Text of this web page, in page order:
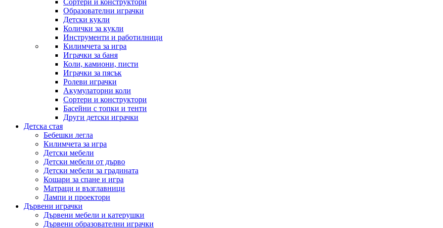
Сортери и конструктори
Образователни играчки
Детски кукли
Колички за кукли
Инструменти и работилници
Килимчета за игра
Играчки за баня
Коли, камиони, писти
Играчки за пясък
Ролеви играчки
Акумулаторни коли
Сортери и конструктори
Басейни с топки и тенти
Други детски играчки
Детска стая
Бебешки легла
Килимчета за игра
Детски мебели
Детски мебели от дърво
Детски мебели за градината
Кошари за спане и игра
Матраци и възглавници
Лампи и проектори
Дървени играчки
Дървени мебели и катерушки
Дървени образователни играчки